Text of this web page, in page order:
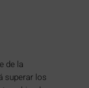
de la
superar los